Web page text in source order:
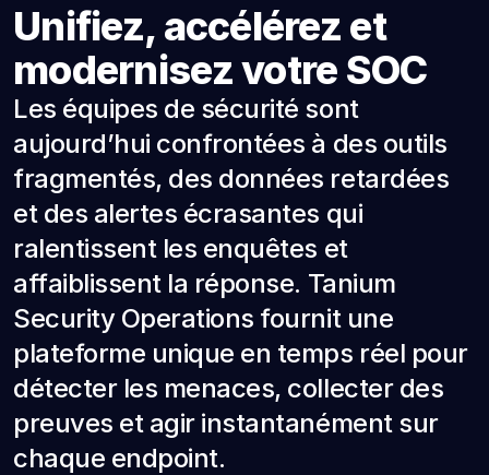
Unifiez, accélérez et
modernisez votre SOC
Les équipes de sécurité sont
aujourd’hui confrontées à des outils
fragmentés, des données retardées
et des alertes écrasantes qui
ralentissent les enquêtes et
affaiblissent la réponse. Tanium
Security Operations fournit une
plateforme unique en temps réel pour
détecter les menaces, collecter des
preuves et agir instantanément sur
chaque endpoint.